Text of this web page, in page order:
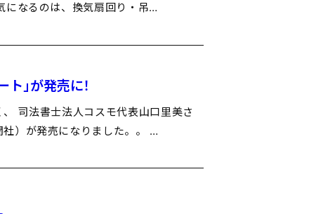
になるのは、換気扇回り・吊…
」が発売に！
司法書士法人コスモ代表山口里美さ
）が発売になりました。。 …